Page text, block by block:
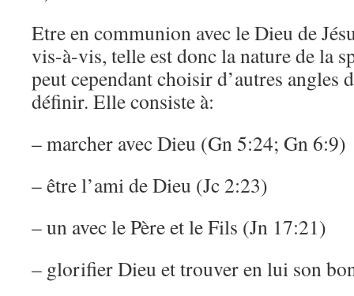
Etre en communion avec le Dieu de
vis-à-vis, telle est donc la nature de la
peut cependant choisir d’autres angles
définir. Elle consiste à:
– marcher avec Dieu (Gn 5:24; Gn 6:9)
– être l’ami de Dieu (Jc 2:23)
– un avec le Père et le Fils (Jn 17:21)
– glorifier Dieu et trouver en lui son